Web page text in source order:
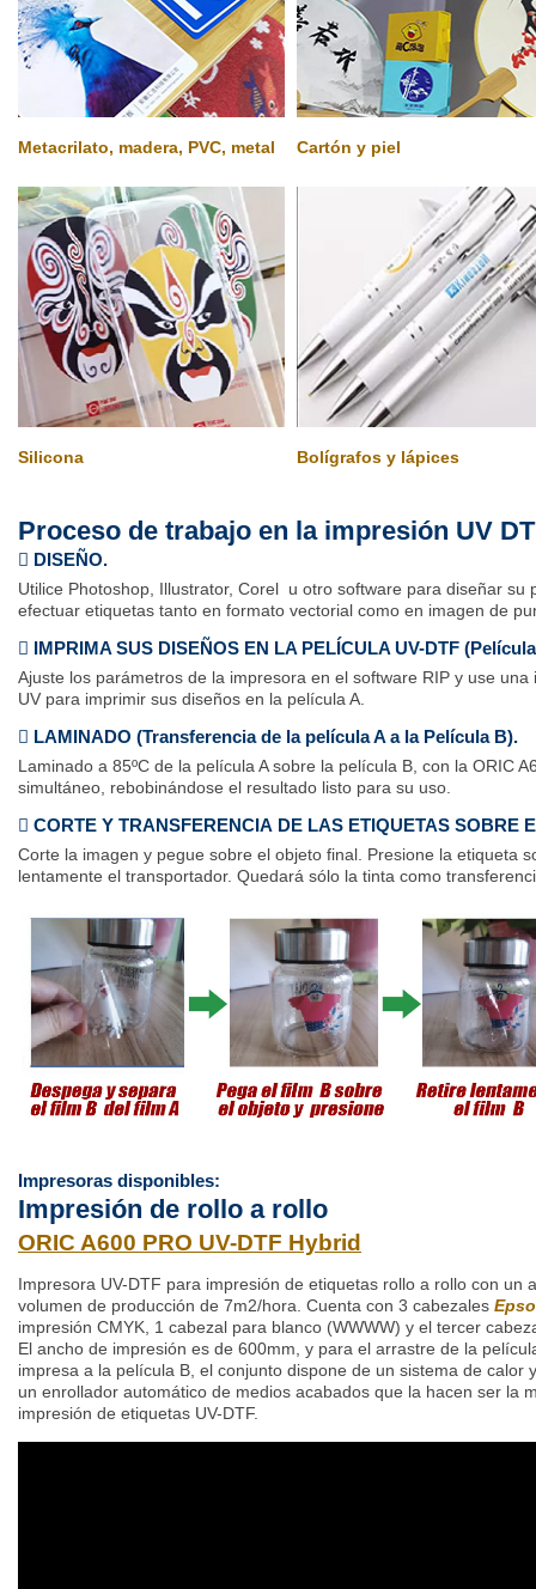
Metacrilato, madera, PVC, metal Cartón y piel
Silicona Bolígrafos y lápices
Proceso de trabajo en la impresión UV
 DISEÑO.
Utilice Photoshop, Illustrator, Corel u otro software para diseñar su
efectuar etiquetas tanto en formato vectorial como en imagen de
 IMPRIMA SUS DISEÑOS EN LA PELÍCULA UV-DTF
Ajuste los parámetros de la impresora en el software RIP y use
UV para imprimir sus diseños en la película A.
 LAMINADO (Transferencia de la película A a la Película B).
Laminado a 85ºC de la película A sobre la película B, con la ORIC
simultáneo, rebobinándose el resultado listo para su uso.
 CORTE Y TRANSFERENCIA DE LAS ETIQUETAS SOBRE
Corte la imagen y pegue sobre el objeto final. Presione la etiqueta
lentamente el transportador. Quedará sólo la tinta como
Impresoras disponibles:
Impresión de rollo a rollo
ORIC A600 PRO UV-DTF Hybrid
Impresora UV-DTF para impresión de etiquetas rollo a rollo con un
volumen de producción de 7m2/hora. Cuenta con 3 cabezales
impresión CMYK, 1 cabezal para blanco (WWWW) y el tercer
El ancho de impresión es de 600mm, y para el arrastre de la
impresa a la película B, el conjunto dispone de un sistema de calor
un enrollador automático de medios acabados que la hacen ser la
impresión de etiquetas UV-DTF.